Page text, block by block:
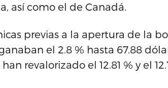
así como el de Canadá.
previas a la apertura de la
el 2.8 % hasta 67.88
revalorizado el 12.81 % y el